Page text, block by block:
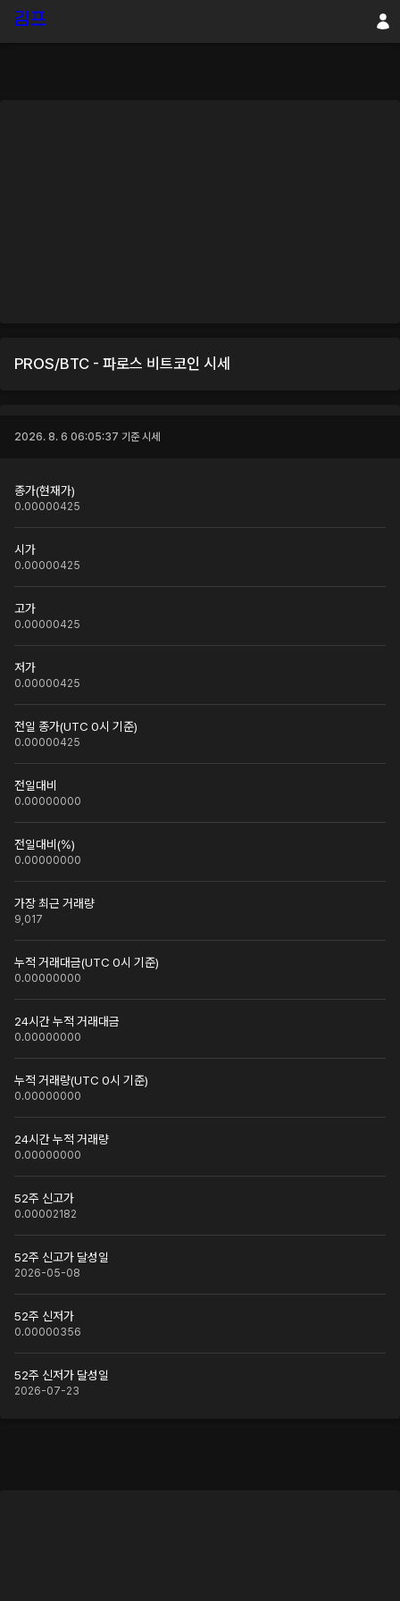
PROS/BTC - 파로스 비트코인 시세
2026. 8. 6 06:05:37 기준 시세
종가(현재가)
0.00000425
시가
0.00000425
고가
0.00000425
저가
0.00000425
전일 종가(UTC 0시 기준)
0.00000425
전일대비
0.00000000
전일대비(%)
0.00000000
가장 최근 거래량
9,017
누적 거래대금(UTC 0시 기준)
0.00000000
24시간 누적 거래대금
0.00000000
누적 거래량(UTC 0시 기준)
0.00000000
24시간 누적 거래량
0.00000000
52주 신고가
0.00002182
52주 신고가 달성일
2026-05-08
52주 신저가
0.00000356
52주 신저가 달성일
2026-07-23